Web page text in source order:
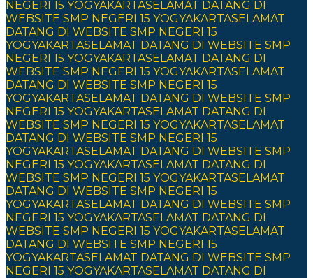
NEGERI 15 YOGYAKARTASELAMAT DATANG DI
WEBSITE SMP NEGERI 15 YOGYAKARTASELAMAT
DATANG DI WEBSITE SMP NEGERI 15
YOGYAKARTASELAMAT DATANG DI WEBSITE SMP
NEGERI 15 YOGYAKARTASELAMAT DATANG DI
WEBSITE SMP NEGERI 15 YOGYAKARTASELAMAT
DATANG DI WEBSITE SMP NEGERI 15
YOGYAKARTASELAMAT DATANG DI WEBSITE SMP
NEGERI 15 YOGYAKARTASELAMAT DATANG DI
WEBSITE SMP NEGERI 15 YOGYAKARTASELAMAT
DATANG DI WEBSITE SMP NEGERI 15
YOGYAKARTASELAMAT DATANG DI WEBSITE SMP
NEGERI 15 YOGYAKARTASELAMAT DATANG DI
WEBSITE SMP NEGERI 15 YOGYAKARTASELAMAT
DATANG DI WEBSITE SMP NEGERI 15
YOGYAKARTASELAMAT DATANG DI WEBSITE SMP
NEGERI 15 YOGYAKARTASELAMAT DATANG DI
WEBSITE SMP NEGERI 15 YOGYAKARTASELAMAT
DATANG DI WEBSITE SMP NEGERI 15
YOGYAKARTASELAMAT DATANG DI WEBSITE SMP
NEGERI 15 YOGYAKARTASELAMAT DATANG DI